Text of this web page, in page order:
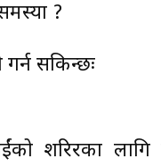
?
सकिन्छः
शरिरका लागि